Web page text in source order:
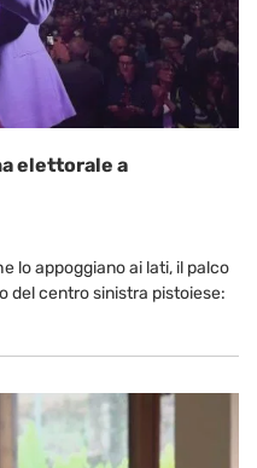
elettorale a
lo appoggiano ai lati, il palco
del centro sinistra pistoiese: